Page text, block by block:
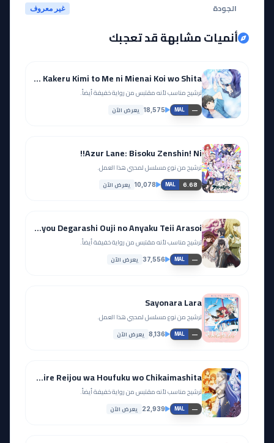
الجودة غير معروف
أنميات مشابهة قد تعجبك
Toumei na Yoru ni Kakeru Kimi to Me ni Mienai Koi wo Shita
ترشيح مناسب لأنه مقتبس من رواية خفيفة أيضاً.
MAL —
18,575 يعرض الآن
Azur Lane: Bisoku Zenshin! Ni!!
ترشيح من نوع مسلسل لمحبي هذا العمل.
MAL 6.68
10,078 يعرض الآن
Saikyou Degarashi Ouji no Anyaku Teii Arasoi
ترشيح مناسب لأنه مقتبس من رواية خفيفة أيضاً.
MAL —
37,556 يعرض الآن
Sayonara Lara
ترشيح من نوع مسلسل لمحبي هذا العمل.
MAL —
8,136 يعرض الآن
Buchigire Reijou wa Houfuku wo Chikaimashita
ترشيح مناسب لأنه مقتبس من رواية خفيفة أيضاً.
MAL —
22,939 يعرض الآن